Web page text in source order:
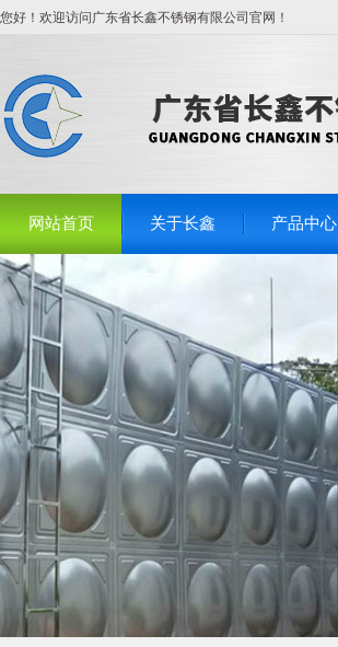
您好！欢迎访问广东省长鑫不锈钢有限公司官网！
网站首页 关于长鑫 产品中心